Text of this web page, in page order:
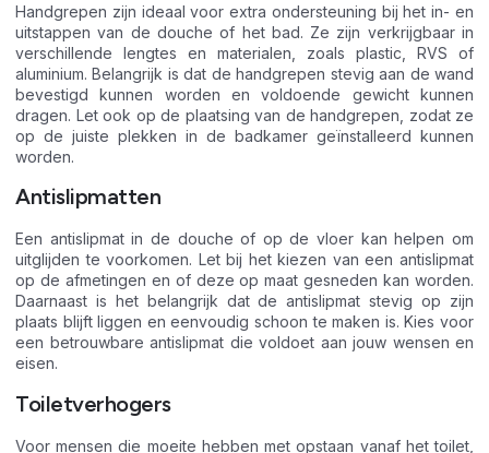
Handgrepen zijn ideaal voor extra ondersteuning bij het in- en
uitstappen van de douche of het bad. Ze zijn verkrijgbaar in
verschillende lengtes en materialen, zoals plastic, RVS of
aluminium. Belangrijk is dat de handgrepen stevig aan de wand
bevestigd kunnen worden en voldoende gewicht kunnen
dragen. Let ook op de plaatsing van de handgrepen, zodat ze
op de juiste plekken in de badkamer geïnstalleerd kunnen
worden.
Antislipmatten
Een antislipmat in de douche of op de vloer kan helpen om
uitglijden te voorkomen. Let bij het kiezen van een antislipmat
op de afmetingen en of deze op maat gesneden kan worden.
Daarnaast is het belangrijk dat de antislipmat stevig op zijn
plaats blijft liggen en eenvoudig schoon te maken is. Kies voor
een betrouwbare antislipmat die voldoet aan jouw wensen en
eisen.
Toiletverhogers
Voor mensen die moeite hebben met opstaan vanaf het toilet,